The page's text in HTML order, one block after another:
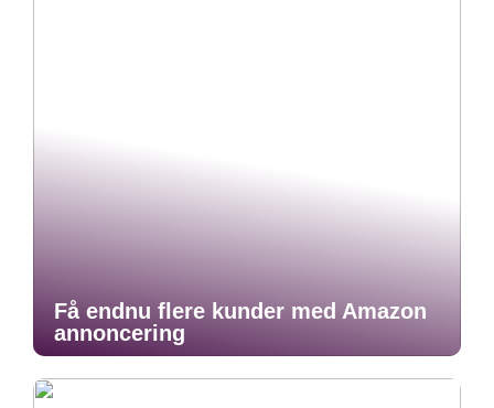
Få endnu flere kunder med Amazon
annoncering